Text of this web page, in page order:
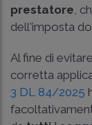
prestatore ,
dell'imposta
Al fine di
corretta
3 DL 84/2025